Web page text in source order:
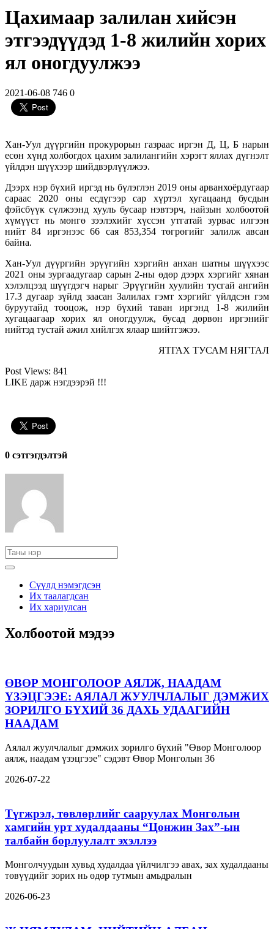
Цахимаар залилан хийсэн
этгээдүүдэд 1-8 жилийн хорих
ял оногдуулжээ
2021-06-08 746 0
Хан-Уул дүүргийн прокурорын газраас иргэн Д, Ц, Б нарын
есөн хүнд холбогдох цахим залилангийн хэрэгт яллах дүгнэлт
үйлдэн шүүхээр шийдвэрлүүлжээ.
Дээрх нэр бүхий иргэд нь бүлэглэн 2019 оны арванхоёрдугаар
сараас 2020 оны есдүгээр сар хүртэл хугацаанд бусдын
фэйсбүүк сүлжээнд хууль бусаар нэвтэрч, найзын холбоотой
хүмүүст нь мөнгө зээлэхийг хүссэн утгатай зурвас илгээн
нийт 84 иргэнээс 66 сая 853,354 төгрөгийг залилж авсан
байна.
Хан-Уул дүүргийн эрүүгийн хэргийн анхан шатны шүүхээс
2021 оны зургаадугаар сарын 2-ны өдөр дээрх хэргийг хянан
хэлэлцээд шүүгдэгч нарыг Эрүүгийн хуулийн тусгай ангийн
17.3 дугаар зүйлд заасан Залилах гэмт хэргийг үйлдсэн гэм
буруутайд тооцож, нэр бүхий таван иргэнд 1-8 жилийн
хугацаагаар хорих ял оногдуулж, бусад дөрвөн иргэнийг
нийтэд тустай ажил хийлгэх ялаар шийтгэжээ.
ЯТГАХ ТУСАМ НЯГТАЛ
Post Views: 841
LIKE дарж нэгдээрэй !!!
0 cэтгэгдэлтэй
Сүүлд нэмэгдсэн
Их таалагдсан
Их хариулсан
Холбоотой мэдээ
ӨВӨР МОНГОЛООР АЯЛЖ, НААДАМ
ҮЗЭЦГЭЭЕ: АЯЛАЛ ЖУУЛЧЛАЛЫГ ДЭМЖИХ
ЗОРИЛГО БҮХИЙ 36 ДАХЬ УДААГИЙН
НААДАМ
Аялал жуулчлалыг дэмжих зорилго бүхий "Өвөр Монголоор
аялж, наадам үзэцгээе" сэдэвт Өвөр Монголын 36
2026-07-22
Түгжрэл, төвлөрлийг сааруулах Монголын
хамгийн урт худалдааны “Цонжин Зах”-ын
талбайн борлуулалт эхэллээ
Монголчуудын хувьд худалдаа үйлчилгээ авах, зах худалдааны
төвүүдийг зорих нь өдөр тутмын амьдралын
2026-06-23